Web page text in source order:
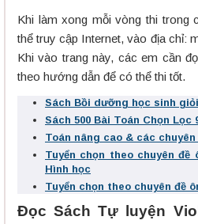
Khi làm xong mỗi vòng thi trong
thể truy cập Internet, vào địa chỉ:
Khi vào trang này, các em cần
theo hướng dẫn để có thể thi tốt.
Sách Bồi dưỡng học sinh
Sách 500 Bài Toán Chọn Lọc
Toán nâng cao & các chuyên
Tuyển chọn theo chuyên đề
Hình học
Tuyển chọn theo chuyên đề
Đọc Sách Tự luyện